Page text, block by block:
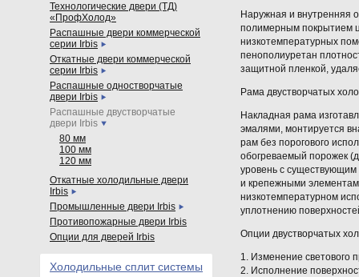
Наружная и внутренняя
полимерным покрытием
низкотемпературных
пенополиуретан
защитной пленкой,
Рама двустворчатых
Накладная рама
эмалями, монтируется
рам без порогового
обогреваемый порожек
уровень с существующим
и крепежными
низкотемпературном
уплотнению
Опции двустворчатых
1. Изменение светового
2. Исполнение
Технологические двери (ТД)
«ПрофХолод»
Распашные двери коммерческой
серии Irbis
Откатные двери коммерческой
серии Irbis
Распашные одностворчатые
двери Irbis
Распашные двустворчатые
двери Irbis
80 мм
100 мм
120 мм
Откатные холодильные двери
Irbis
Промышленные двери Irbis
Противопожарные двери Irbis
Опции для дверей Irbis
Холодильные сплит системы